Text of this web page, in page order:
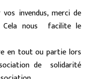
invendus, merci de
Cela nous facilite le
en tout ou partie lors
de solidarité